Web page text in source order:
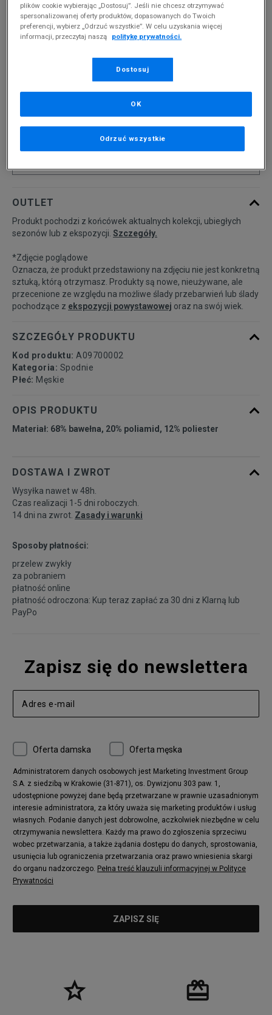
Produkt pochodzi z końcówek aktualnych kolekcji, ubiegłych
sezonów lub z ekspozycji.Szczegóły.
cena rekomendowana przez producenta
PRODUKT NIEDOSTĘPNY
30/27
Powiadom o
31/27
Powiadom o
dostępności
32/27
Powiadom o
dostępności
32/31
Powiadom o
dostępności
34/31
Powiadom o
dostępności
dostępności
OUTLET
Produkt pochodzi z końcówek aktualnych kolekcji, ubiegłych
sezonów lub z ekspozycji. Szczegóły.
*Zdjęcie poglądowe
Oznacza, że produkt przedstawiony na zdjęciu nie jest konkretną
sztuką, którą otrzymasz. Produkty są nowe, nieużywane, ale
przecenione ze względu na możliwe ślady przebarwień lub ślady
pochodzące z ekspozycji powystawowej oraz na swój wiek.
SZCZEGÓŁY PRODUKTU
Kod produktu: A09700002
Kategoria: Spodnie
Płeć: Męskie
OPIS PRODUKTU
Materiał: 68% bawełna, 20% poliamid, 12% poliester
DOSTAWA I ZWROT
Wysyłka nawet w 48h.
Czas realizacji 1-5 dni roboczych.
14 dni na zwrot. Zasady i warunki
Sposoby płatności:
przelew zwykły
za pobraniem
płatność online
płatność odroczona: Kup teraz zapłać za 30 dni z Klarną lub
PayPo
Zapisz się do newslettera
Oferta damska Oferta męska
Administratorem danych osobowych jest Marketing Investment Group
S.A. z siedzibą w Krakowie (31-871), os. Dywizjonu 303 paw. 1,
udostępnione powyżej dane będą przetwarzane w prawnie uzasadnionym
interesie administratora, za który uważa się marketing produktów i usług
własnych. Podanie danych jest dobrowolne, aczkolwiek niezbędne w celu
otrzymywania newslettera. Każdy ma prawo do zgłoszenia sprzeciwu
wobec przetwarzania, a także żądania dostępu do danych, sprostowania,
usunięcia lub ograniczenia przetwarzania oraz prawo wniesienia skargi
do organu nadzorczego. Pełna treść klauzuli informacyjnej w Polityce
Prywatności
plików cookie wybierając „Dostosuj”. Jeśli nie chcesz otrzymywać
spersonalizowanej oferty produktów, dopasowanych do Twoich
preferencji, wybierz „Odrzuć wszystkie”. W celu uzyskania więcej
informacji, przeczytaj naszą
politykę prywatności.
Dostosuj
Odrzuć wszystkie
OK